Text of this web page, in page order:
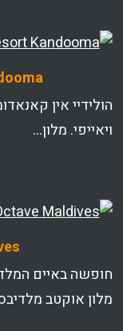
הולידיי אין
ויאייפי. מלון…
חופשה באיים
מלון אוקטב